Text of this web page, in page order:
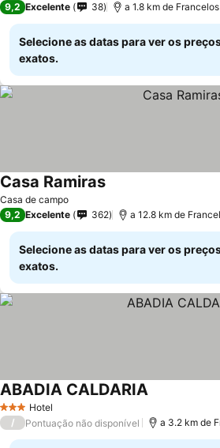
9,2 Excelente 38 a 1.8 km de Francelos
Selecione as datas para ver os
exatos.
Casa de campo
Casa Ramiras
9,2 Excelente 362 a 12.8 km de
Selecione as datas para ver os
exatos.
3 EstrelasHotel
ABADIA CALDARIA
/ Pontuação não disponível a 3.2 km de